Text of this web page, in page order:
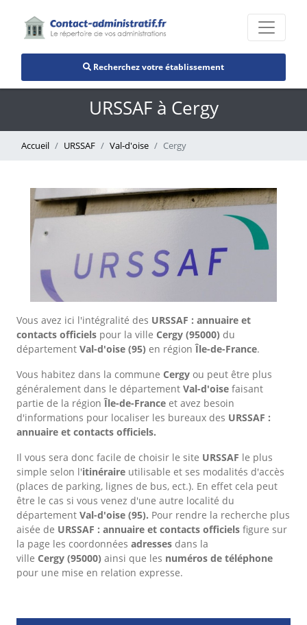
Recherchez votre établissement
URSSAF à Cergy
Accueil URSSAF Val-d'oise Cergy
Vous avez ici l'intégralité des URSSAF : annuaire et
contacts officiels pour la ville Cergy (95000) du
département Val-d'oise (95) en région Île-de-France.
Vous habitez dans la commune Cergy ou peut être plus
généralement dans le département Val-d'oise faisant
partie de la régionÎle-de-France et avez besoin
d'informations pour localiser les bureaux des URSSAF :
annuaire et contacts officiels.
Il vous sera donc facile de choisir le site URSSAF le plus
simple selon l'itinéraire utilisable et ses modalités d'accès
(places de parking, lignes de bus, ect.). En effet cela peut
être le cas si vous venez d'une autre localité du
département Val-d'oise (95). Pour rendre la recherche plus
aisée de URSSAF : annuaire et contacts officiels figure sur
la page les coordonnées adresses dans la
ville Cergy (95000) ainsi que les numéros de téléphone
pour une mise en relation expresse.